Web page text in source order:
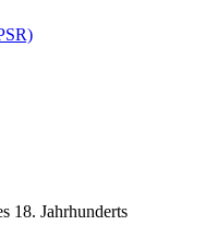
18. Jahrhunderts